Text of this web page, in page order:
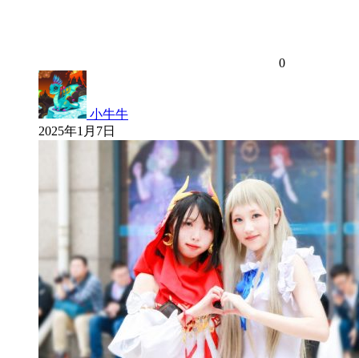
0
小牛牛
2025年1月7日